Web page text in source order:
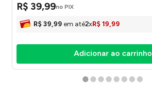
R$ 39,99no PIX
R$ 39,99 em até2xR$ 19,99
Adicionar ao carrinho